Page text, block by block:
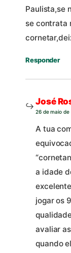
Paulista,se
se contrata
Responder
José
26 de maio de
A tua
a idade
jogar os
avaliar
quando